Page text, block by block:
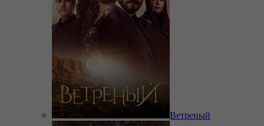
Ветреный